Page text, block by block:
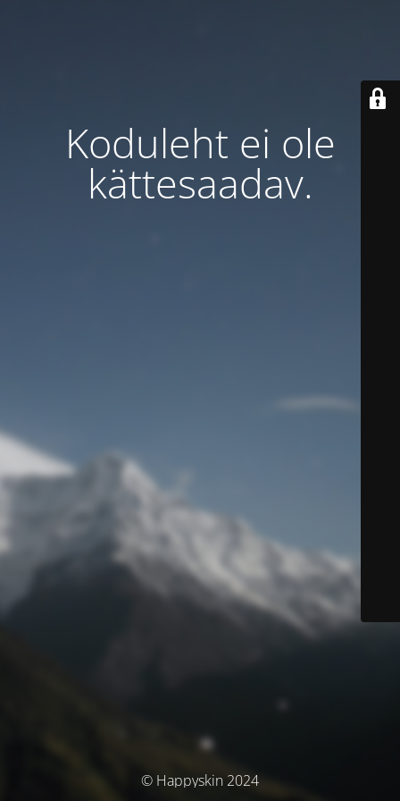
Koduleht ei ole
kättesaadav.
© Happyskin 2024